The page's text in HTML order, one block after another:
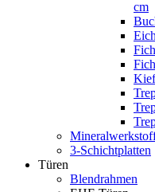
cm
3-Schichtplatten
Türen
Blendrahmen